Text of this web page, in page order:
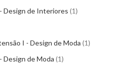
Design de Interiores 1
I - Design de Moda 1
de Moda 1